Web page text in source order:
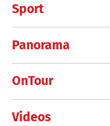
Sport
Panorama
OnTour
Videos